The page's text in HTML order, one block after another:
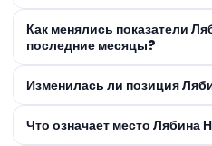
Как менялись показатели
последние месяцы?
Изменилась ли позиция
Что означает место